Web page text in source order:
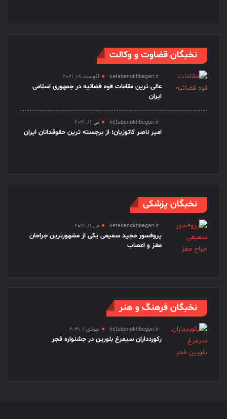
نخبگان قضاوت و وکالت
ketabenokhbegan.ir آگوست 19, 2021
عالی ترین مقامات قوه قضائیه در جمهوری اسلامی
ایران
ketabenokhbegan.ir می 11, 2021
امیر ناصر کاتوزیان؛ از برجسته ترین حقوقدانان ایران
نخبگان پزشکی
ketabenokhbegan.ir می 11, 2021
پروفسور مجید سمیعی یکی از مشهورترین جراحان
مغز و اعصاب
نخبگان فرهنگ و هنر
ketabenokhbegan.ir جولای 1, 2021
رکوردداران سیمرغ بلورین در جشنواره فجر